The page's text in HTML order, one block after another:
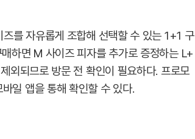
를 자유롭게 조합해 선택할 수 있는 1+1 구
하면 M 사이즈 피자를 추가로 증정하는 L+
외되므로 방문 전 확인이 필요하다. 프로모
일 앱을 통해 확인할 수 있다.